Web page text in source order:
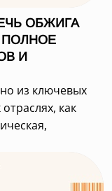
ОБЖИГА
ПОЛНОЕ
И
из ключевых
как